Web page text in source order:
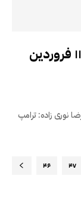
پنجره ای رو به خانه پدری دوشنبه ۱۱ فروردین
به میزبانی دکتر علیرضا نوری زاده: ترامپ
۴۶ ۴۷